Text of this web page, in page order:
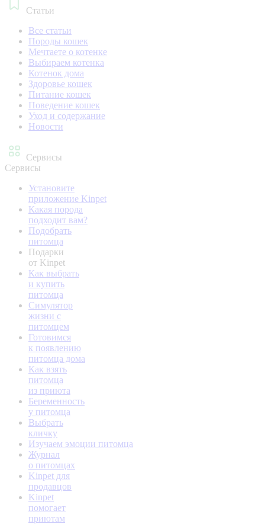
Статьи
Все статьи
Породы кошек
Мечтаете о котенке
Выбираем котенка
Котенок дома
Здоровье кошек
Питание кошек
Поведение кошек
Уход и содержание
Новости
Сервисы
Сервисы
Установите
приложение Kinpet
Какая порода
подходит вам?
Подобрать
питомца
Подарки
от Kinpet
Как выбрать
и купить
питомца
Симулятор
жизни с
питомцем
Готовимся
к появлению
питомца дома
Как взять
питомца
из приюта
Беременность
у питомца
Выбрать
кличку
Изучаем эмоции питомца
Журнал
о питомцах
Kinpet для
продавцов
Kinpet
помогает
приютам